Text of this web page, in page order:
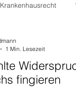
Krankenhausrecht
Steuerrecht
fingieren
1 Min. Lesezeit